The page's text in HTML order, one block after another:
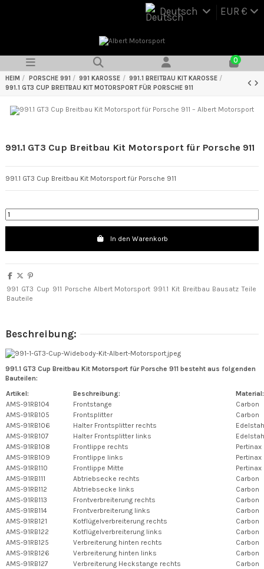
Deutsch EUR €
0
HEIM PORSCHE 991 991 KAROSSE
991.1 BREITBAU KIT KAROSSE
991.1 GT3 CUP BREITBAU KIT MOTORSPORT FÜR PORSCHE 911
991.1 GT3 Cup Breitbau Kit Motorsport für Porsche 911
991.1 GT3 Cup Breitbau Kit Motorsport für Porsche 911
In den Warenkorb
991 GT3 Cup 911 Porsche Albert Motorsport 991.1 Kit Breitbau Bausatz Teile
Bauteile
Beschreibung:
991.1 GT3 Cup Breitbau Kit Motorsport für Porsche 911 besteht aus folgenden
Bauteilen:
Artikel:
Beschreibung:
Material:
AMS-91RB104
Frontstange
Carbon
AMS-91RB105
Frontsplitter
Carbon
AMS-91RB106
Halter Frontsplitter rechts
AMS-91RB107
Halter Frontsplitter links
AMS-91RB108
Frontlippe rechts
Pertinax
AMS-91RB109
Frontlippe links
Pertinax
AMS-91RB110
Frontlippe Mitte
Pertinax
AMS-91RB111
Abtriebsecke rechts
Carbon
AMS-91RB112
Abtriebsecke links
Carbon
AMS-91RB113
Frontverbreiterung rechts
Carbon
AMS-91RB114
Frontverbreiterung links
Carbon
AMS-91RB121
Kotflügelverbreiterung rechts
Carbon
AMS-91RB122
Kotflügelverbreiterung links
Carbon
AMS-91RB125
Verbreiterung hinten rechts
Carbon
AMS-91RB126
Verbreiterung hinten links
Carbon
AMS-91RB127
Verbreiterung Heckstange rechts
Carbon